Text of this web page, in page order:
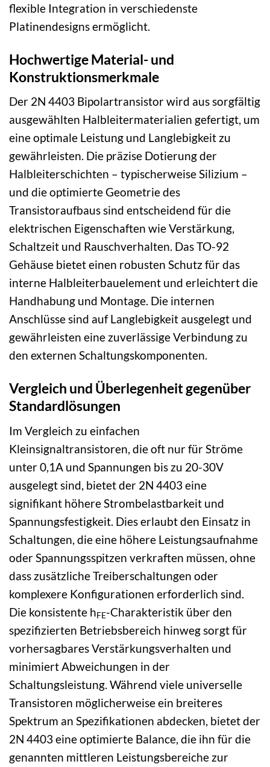
flexible Integration in verschiedenste
Platinendesigns ermöglicht.
Hochwertige Material- und
Konstruktionsmerkmale
Der 2N 4403 Bipolartransistor wird aus sorgfältig
ausgewählten Halbleitermaterialien gefertigt, um
eine optimale Leistung und Langlebigkeit zu
gewährleisten. Die präzise Dotierung der
Halbleiterschichten – typischerweise Silizium –
und die optimierte Geometrie des
Transistoraufbaus sind entscheidend für die
elektrischen Eigenschaften wie Verstärkung,
Schaltzeit und Rauschverhalten. Das TO-92
Gehäuse bietet einen robusten Schutz für das
interne Halbleiterbauelement und erleichtert die
Handhabung und Montage. Die internen
Anschlüsse sind auf Langlebigkeit ausgelegt und
gewährleisten eine zuverlässige Verbindung zu
den externen Schaltungskomponenten.
Vergleich und Überlegenheit gegenüber
Standardlösungen
Im Vergleich zu einfachen
Kleinsignaltransistoren, die oft nur für Ströme
unter 0,1A und Spannungen bis zu 20-30V
ausgelegt sind, bietet der 2N 4403 eine
signifikant höhere Strombelastbarkeit und
Spannungsfestigkeit. Dies erlaubt den Einsatz in
Schaltungen, die eine höhere Leistungsaufnahme
oder Spannungsspitzen verkraften müssen, ohne
dass zusätzliche Treiberschaltungen oder
komplexere Konfigurationen erforderlich sind.
Die konsistente hFE-Charakteristik über den
spezifizierten Betriebsbereich hinweg sorgt für
vorhersagbares Verstärkungsverhalten und
minimiert Abweichungen in der
Schaltungsleistung. Während viele universelle
Transistoren möglicherweise ein breiteres
Spektrum an Spezifikationen abdecken, bietet der
2N 4403 eine optimierte Balance, die ihn für die
genannten mittleren Leistungsbereiche zur